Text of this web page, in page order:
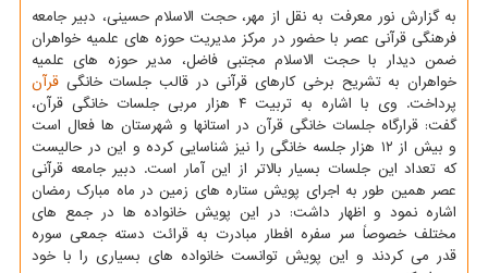
به گزارش نور معرفت به نقل از مهر، حجت الاسلام حسینی، دبیر جامعه
فرهنگی قرآنی عصر با حضور در مرکز مدیریت حوزه های علمیه خواهران
ضمن دیدار با حجت الاسلام مجتبی فاضل، مدیر حوزه های علمیه
خواهران به تشریح برخی کارهای قرآنی در قالب جلسات خانگی قرآن
پرداخت. وی با اشاره به تربیت ۴ هزار مربی جلسات خانگی قرآن،
گفت: قرارگاه جلسات خانگی قرآن در استانها و شهرستان ها فعال است
و بیش از ۱۲ هزار جلسه خانگی را نیز شناسایی کرده و این در حالیست
که تعداد این جلسات بسیار بالاتر از این آمار است. دبیر جامعه قرآنی
عصر همین طور به اجرای پویش ستاره های زمین در ماه مبارک رمضان
اشاره نمود و اظهار داشت: در این پویش خانواده ها در جمع های
مختلف خصوصاً سر سفره افطار مبادرت به قرائت دسته جمعی سوره
قدر می کردند و این پویش توانست خانواده های بسیاری را با خود